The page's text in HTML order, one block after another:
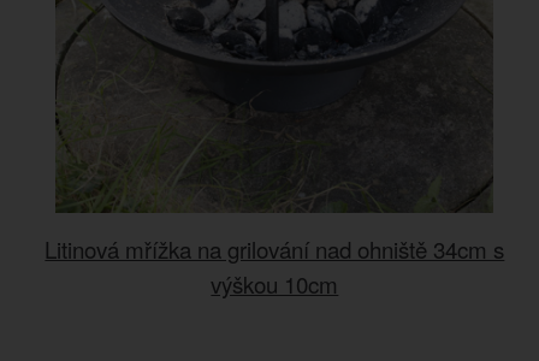
Litinová mřížka na grilování nad ohniště 34cm s
výškou 10cm